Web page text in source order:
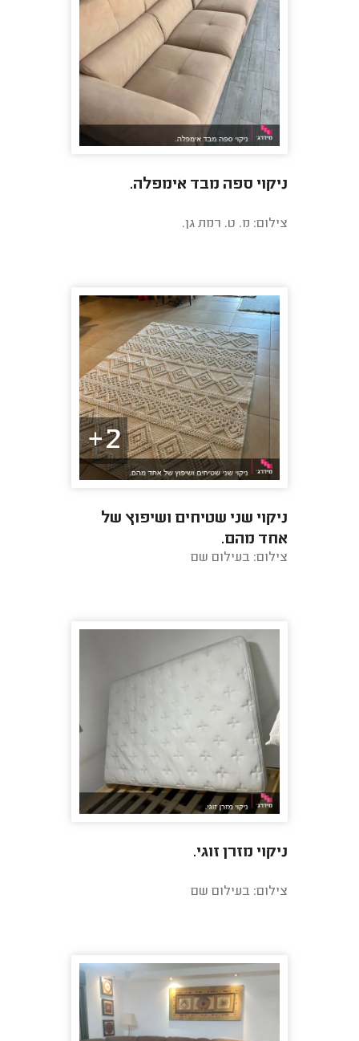
ניקוי ספה מבד אימפלה.
צילום: מ. ט. רמת גן.
2+
ניקוי שני שטיחים ושיפוץ של
אחד מהם.
צילום: בעילום שם
ניקוי מזרן זוגי.
צילום: בעילום שם